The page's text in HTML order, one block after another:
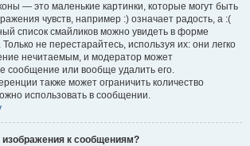
— это маленькие картинки, которые могут быть
чувств, например :) означает радость, а :(
список смайликов можно увидеть в форме
не перестарайтесь, используя их: они легко
нечитаемым, и модератор может
сообщение или вообще удалить его.
также может ограничить количество
использовать в сообщении.
изображения к сообщениям?